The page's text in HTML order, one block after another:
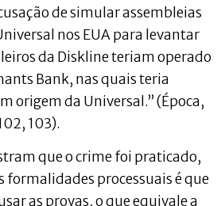
de simular assembleias
nos EUA para levantar
da Diskline teriam operado
Bank, nas quais teria
origem da Universal.” (Época,
103).
que o crime foi praticado,
formalidades processuais é que
as provas, o que equivale a